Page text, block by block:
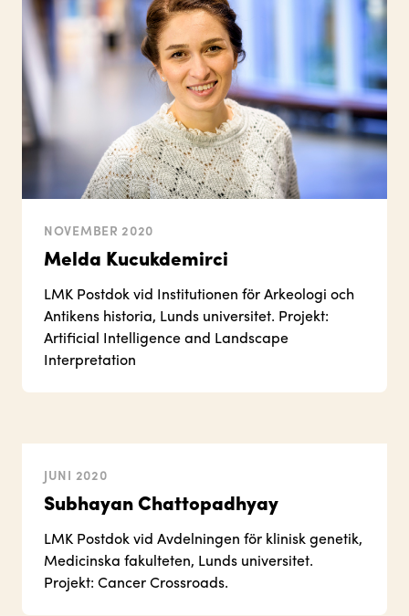
NOVEMBER 2020
Melda Kucukdemirci
LMK Postdok vid Institutionen för Arkeologi och
Antikens historia, Lunds universitet. Projekt:
Artificial Intelligence and Landscape
Interpretation
JUNI 2020
Subhayan Chattopadhyay
LMK Postdok vid Avdelningen för klinisk genetik,
Medicinska fakulteten, Lunds universitet.
Projekt: Cancer Crossroads.